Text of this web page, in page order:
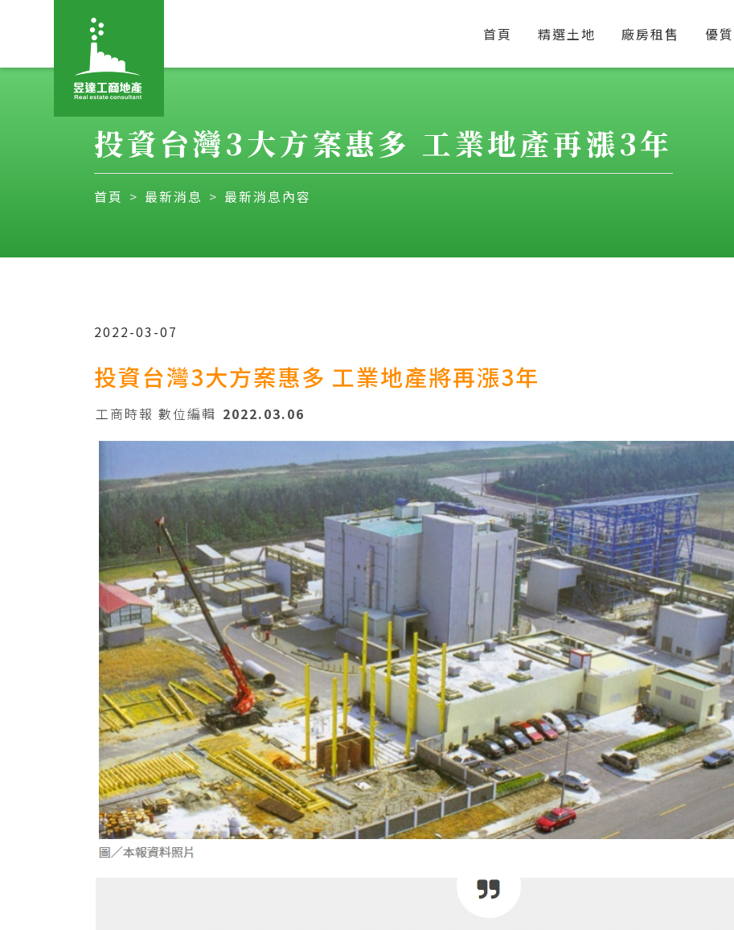
首頁 精選土地 廠房租售 優
投資台灣3大方案惠多 工業地產再漲3年
首頁 最新消息 最新消息內容
2022-03-07
投資台灣3大方案惠多 工業地產將再漲3年
工商時報 數位編輯 2022.03.06